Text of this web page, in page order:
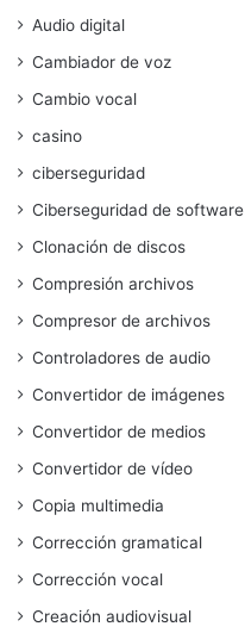
Audio digital
Cambiador de voz
Cambio vocal
casino
ciberseguridad
Ciberseguridad de software
Clonación de discos
Compresión archivos
Compresor de archivos
Controladores de audio
Convertidor de imágenes
Convertidor de medios
Convertidor de vídeo
Copia multimedia
Corrección gramatical
Corrección vocal
Creación audiovisual